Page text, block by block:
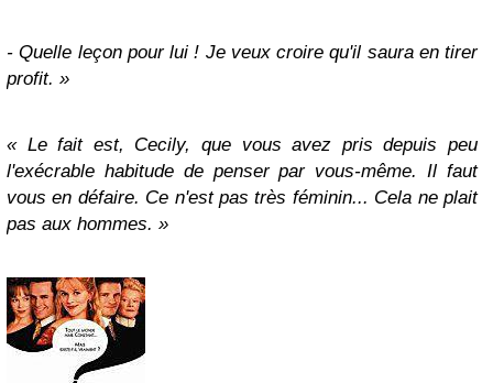
- Quelle leçon pour lui ! Je veux croire qu'il saura en tirer
profit. »
« Le fait est, Cecily, que vous avez pris depuis peu
l'exécrable habitude de penser par vous-même. Il faut
vous en défaire. Ce n'est pas très féminin... Cela ne plait
pas aux hommes. »